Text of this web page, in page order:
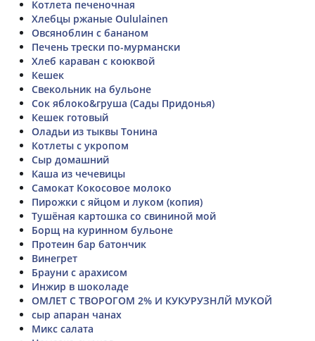
Котлета печеночная
Хлебцы ржаные Oululainen
Овсяноблин с бананом
Печень трески по-мурмански
Хлеб караван с коюквой
Кешек
Свекольник на бульоне
Сок яблоко&груша (Сады Придонья)
Кешек готовый
Оладьи из тыквы Тонина
Котлеты с укропом
Сыр домашний
Каша из чечевицы
Самокат Кокосовое молоко
Пирожки с яйцом и луком (копия)
Тушёная картошка со свининой мой
Борщ на куринном бульоне
Протеин бар батончик
Винегрет
Брауни с арахисом
Инжир в шоколаде
ОМЛЕТ С ТВОРОГОМ 2% И КУКУРУЗНЛЙ МУКОЙ
сыр апаран чанах
Микс салата